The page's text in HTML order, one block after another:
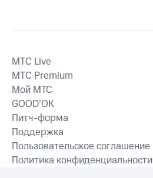
MTС Live
MTС Premium
Мой МТС
GOOD’OK
Питч-форма
Поддержка
Пользовательское соглашение
Политика конфиденциальности